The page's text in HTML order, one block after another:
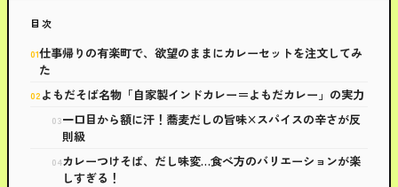
目次
仕事帰りの有楽町で、欲望のままにカレーセットを注文してみ
た
よもだそば名物「自家製インドカレー＝よもだカレー」の実力
一口目から額に汗！蕎麦だしの旨味×スパイスの辛さが反
則級
カレーつけそば、だし味変…食べ方のバリエーションが楽
しすぎる！